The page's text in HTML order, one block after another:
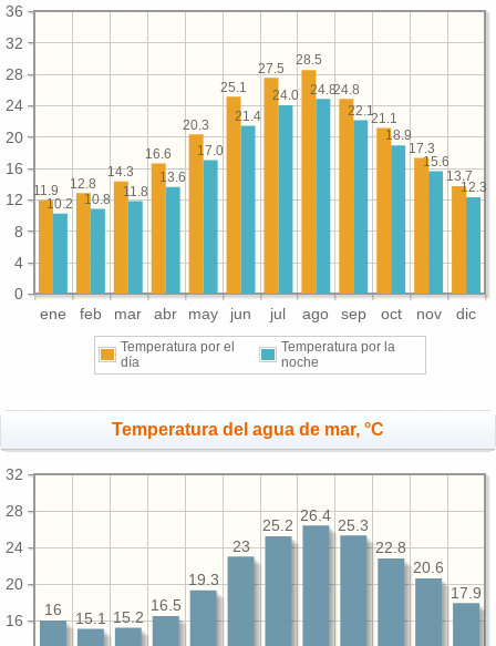
ene feb mar abr may jun jul ago sep oct nov dic
0
4
8
12
16
20
24
28
32
36
13.7
17.3
21.1
24.8
28.5
27.5
25.1
20.3
16.6
14.3
12.8
11.9 12.3
15.6
18.9
22.1
24.8
24.0
21.4
17.0
13.6
11.8
10.8
10.2
Temperatura por el
día
Temperatura por la
noche
Temperatura del agua de mar, °C
16
20
24
28
32
17.9
20.6
22.8
25.3
26.4
25.2
23
19.3
16.5
15.2
15.1
16